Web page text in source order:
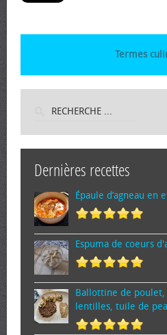
Termes
Dernières recettes
Épaule d’agneau en
Espuma de cœurs
Ballottine de
lentilles, tuile de